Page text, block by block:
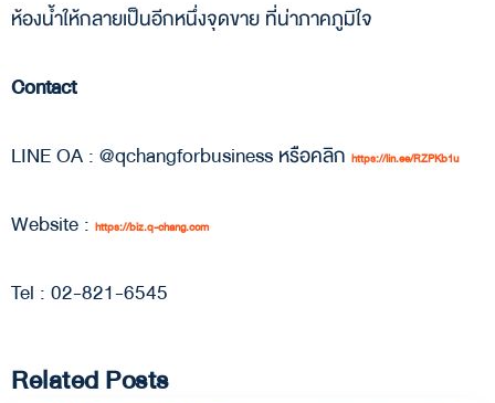
ห้องน้ำให้กลายเป็นอีกหนึ่งจุดขาย ที่น่าภาคภูมิใจ
Contact
LINE OA : @qchangforbusiness หรือคลิก https://lin.ee/RZPKb1u
Website : https://biz.q-chang.com
Tel : 02-821-6545
Related Posts